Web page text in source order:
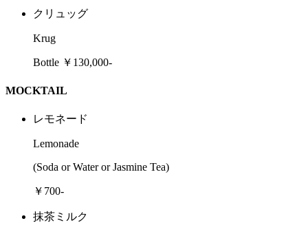
クリュッグ
Krug
Bottle ￥130,000-
MOCKTAIL
レモネード
Lemonade
(Soda or Water or Jasmine Tea)
￥700-
抹茶ミルク